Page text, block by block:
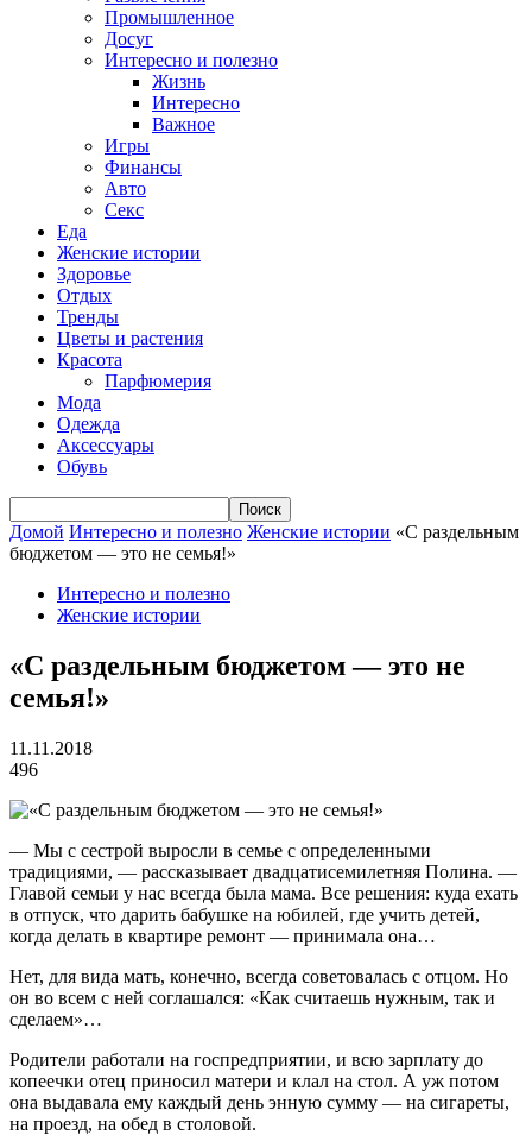
Промышленное
Досуг
Интересно и полезно
Жизнь
Интересно
Важное
Игры
Финансы
Авто
Секс
Еда
Женские истории
Здоровье
Отдых
Тренды
Цветы и растения
Красота
Парфюмерия
Мода
Одежда
Аксессуары
Обувь
Домой Интересно и полезно Женские истории «С раздельным
бюджетом — это не семья!»
Интересно и полезно
Женские истории
«С раздельным бюджетом — это не
семья!»
11.11.2018
496
— Мы с сестрой выросли в семье с определенными
традициями, — рассказывает двадцатисемилетняя Полина. —
Главой семьи у нас всегда была мама. Все решения: куда ехать
в отпуск, что дарить бабушке на юбилей, где учить детей,
когда делать в квартире ремонт — принимала она…
Нет, для вида мать, конечно, всегда советовалась с отцом. Но
он во всем с ней соглашался: «Как считаешь нужным, так и
сделаем»…
Родители работали на госпредприятии, и всю зарплату до
копеечки отец приносил матери и клал на стол. А уж потом
она выдавала ему каждый день энную сумму — на сигареты,
на проезд, на обед в столовой.